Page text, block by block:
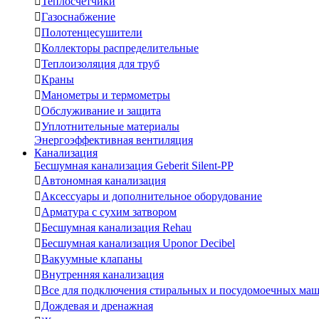
Газоснабжение
Полотенцесушители
Коллекторы распределительные
Теплоизоляция для труб
Краны
Манометры и термометры
Обслуживание и защита
Уплотнительные материалы
Энергоэффективная вентиляция
Канализация
Бесшумная канализация Geberit Silent-PP
Автономная канализация
Аксессуары и дополнительное оборудование
Арматура с сухим затвором
Бесшумная канализация Rehau
Бесшумная канализация Uponor Decibel
Вакуумные клапаны
Внутренняя канализация
Все для подключения стиральных и посудомоечных
Дождевая и дренажная